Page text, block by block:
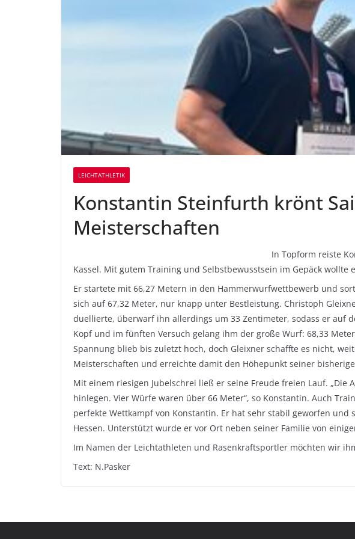
LEICHTATHLETIK
Konstantin Steinfurth krönt
Meisterschaften
In Topform reiste
Kassel. Mit gutem Training und Selbstbewusstsein im Gepäck wollte
Er startete mit 66,27 Metern in den Hammerwurfwettbewerb und
sich auf 67,32 Meter, nur knapp unter Bestleistung. Christoph
duellierte, überwarf ihn allerdings um 33 Zentimeter, sodass er auf
Kopf und im fünften Versuch gelang ihm der große Wurf: 68,33
Spannung blieb bis zuletzt hoch, doch Gleixner schaffte es nicht,
Meisterschaften und erreichte damit den Höhepunkt seiner
Mit einem riesigen Jubelschrei ließ er seine Freude freien Lauf.
hinlegen. Vier Würfe waren über 66 Meter“, so Konstantin. Auch
perfekte Wettkampf von Konstantin. Er hat sehr stabil geworfen und
Hessen. Unterstützt wurde er vor Ort neben seiner Familie von
Im Namen der Leichtathleten und Rasenkraftsportler möchten wir
Text: N.Pasker